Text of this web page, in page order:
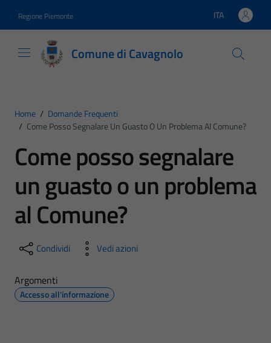
Regione Piemonte Lingua attiva:
ITA
Comune di Cavagnolo
Home / Domande Frequenti
/ Come Posso Segnalare Un Guasto O Un Problema Al Comune?
Come posso segnalare
un guasto o un problema
al Comune?
Condividi Vedi azioni
Argomenti
Accesso all'informazione